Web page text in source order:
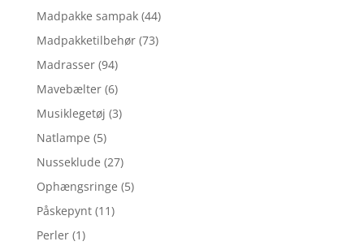
Madpakke sampak (44)
Madpakketilbehør (73)
Madrasser (94)
Mavebælter (6)
Musiklegetøj (3)
Natlampe (5)
Nusseklude (27)
Ophængsringe (5)
Påskepynt (11)
Perler (1)